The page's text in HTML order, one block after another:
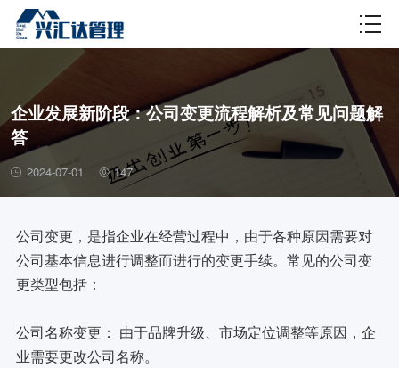
财税百科
企业发展新阶段：公司变更流程解析及常见问题解
答
2024-07-01 147
公司变更，是指企业在经营过程中，由于各种原因需要对
公司基本信息进行调整而进行的变更手续。常见的公司变
更类型包括：
公司名称变更： 由于品牌升级、市场定位调整等原因，企
业需要更改公司名称。